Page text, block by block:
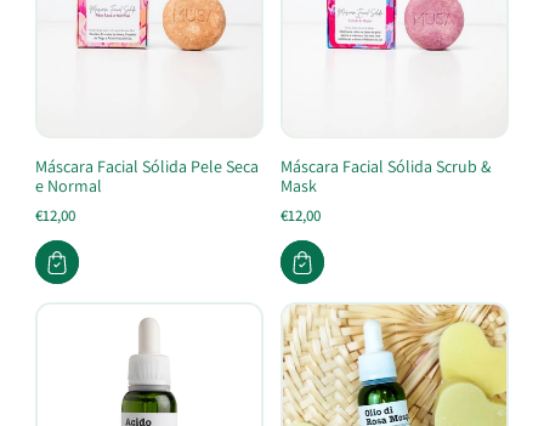
Máscara Facial Sólida Pele Seca
e Normal
€12,00
Máscara Facial Sólida Scrub &
Mask
€12,00